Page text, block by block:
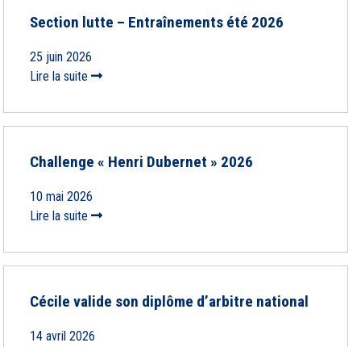
Section lutte – Entraînements été 2026
25 juin 2026
Lire la suite
Challenge « Henri Dubernet » 2026
10 mai 2026
Lire la suite
Cécile valide son diplôme d’arbitre national
14 avril 2026